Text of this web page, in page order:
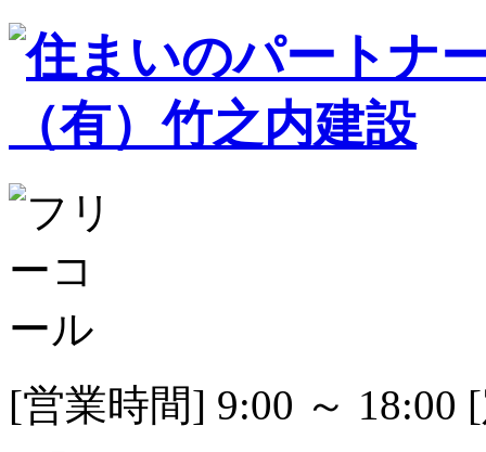
[営業時間] 9:00 ～ 18:00